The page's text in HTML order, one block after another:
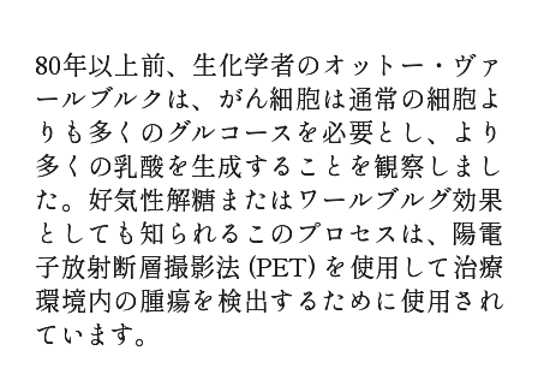
80年以上前、生化学者のオットー・ヴァ
ールブルクは、がん細胞は通常の細胞よ
りも多くのグルコースを必要とし、より
多くの乳酸を生成することを観察しまし
た。好気性解糖またはワールブルグ効果
としても知られるこのプロセスは、陽電
子放射断層撮影法 (PET) を使用して治療
環境内の腫瘍を検出するために使用され
ています。